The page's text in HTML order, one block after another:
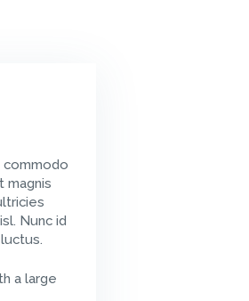
commodo
magnis
Nunc id
a large